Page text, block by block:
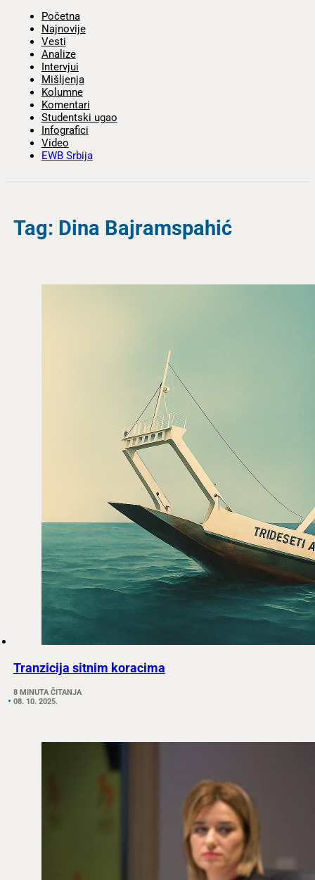
Početna
Najnovije
Vesti
Analize
Intervjui
Mišljenja
Kolumne
Komentari
Studentski ugao
Infografici
Video
EWB Srbija
Tag: Dina Bajramspahić
Tranzicija sitnim koracima
8 MINUTA ČITANJA
08. 10. 2025.